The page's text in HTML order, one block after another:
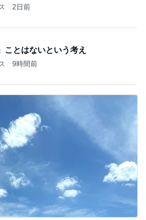
2日前
ことはないという考え
9時間前